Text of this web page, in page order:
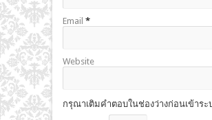
Email *
Website
กรุณาเติมคำตอบในช่องว่างก่อนเข้าระ